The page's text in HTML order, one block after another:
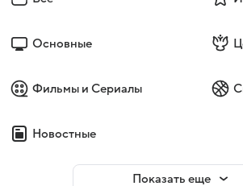
Основные
Фильмы и Сериалы
Новостные
Показать еще